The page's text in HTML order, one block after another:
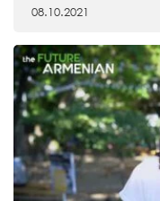
08.10.2021